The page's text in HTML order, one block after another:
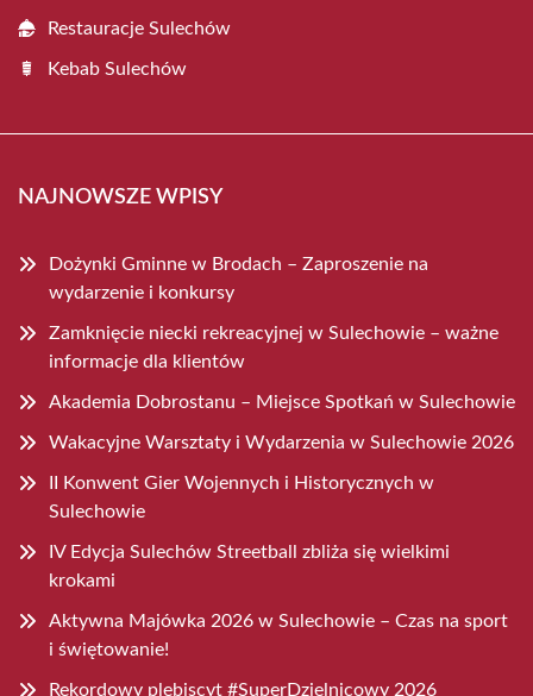
Restauracje Sulechów
Kebab Sulechów
NAJNOWSZE WPISY
Dożynki Gminne w Brodach – Zaproszenie na
wydarzenie i konkursy
Zamknięcie niecki rekreacyjnej w Sulechowie – ważne
informacje dla klientów
Akademia Dobrostanu – Miejsce Spotkań w Sulechowie
Wakacyjne Warsztaty i Wydarzenia w Sulechowie 2026
II Konwent Gier Wojennych i Historycznych w
Sulechowie
IV Edycja Sulechów Streetball zbliża się wielkimi
krokami
Aktywna Majówka 2026 w Sulechowie – Czas na sport
i świętowanie!
Rekordowy plebiscyt #SuperDzielnicowy 2026